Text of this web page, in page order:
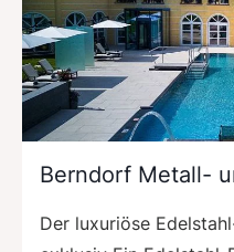
Berndorf Metall-
Der luxuriöse